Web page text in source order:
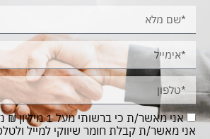
אני מאשר/ת כי
אני מאשר/ת קבלת חומר שיווקי למייל